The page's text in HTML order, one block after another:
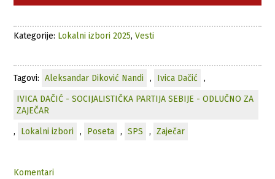
Kategorije: Lokalni izbori 2025,Vesti
Tagovi: Aleksandar Diković Nandi , Ivica Dačić
,
IVICA DAČIĆ - SOCIJALISTIČKA PARTIJA SEBIJE - ODLUČNO ZA
ZAJEČAR
,
Lokalni izbori , Poseta , SPS , Zaječar
Komentari